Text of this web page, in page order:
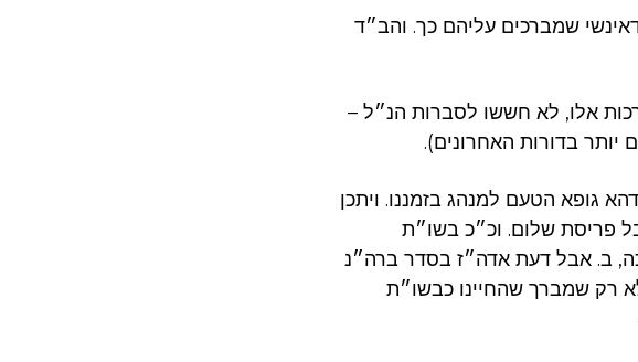
שמברכים עליהם כך. והב״ד
אלו, לא חששו לסברות הנ״ל –
בדורות האחרונים).
גופא הטעם למנהג בזמננו. ויתכן
פריסת שלום. וכ״כ בשו״ת
ב. אבל דעת אדה״ז בסדר ברה״נ
רק שמברך שהחיינו כבשו״ת